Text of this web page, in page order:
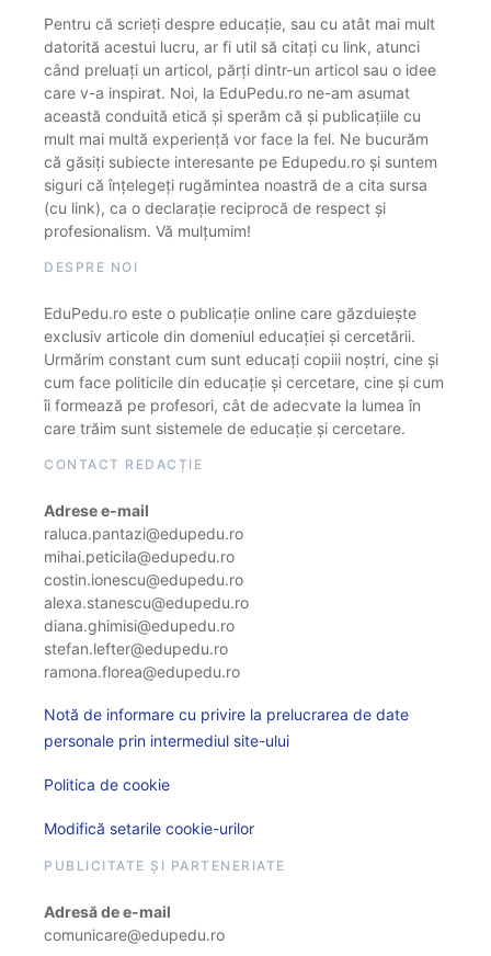
Pentru că scrieți despre educație, sau cu atât mai mult
datorită acestui lucru, ar fi util să citați cu link, atunci
când preluați un articol, părți dintr-un articol sau o idee
care v-a inspirat. Noi, la EduPedu.ro ne-am asumat
această conduită etică și sperăm că și publicațiile cu
mult mai multă experiență vor face la fel. Ne bucurăm
că găsiți subiecte interesante pe Edupedu.ro și suntem
siguri că înțelegeți rugămintea noastră de a cita sursa
(cu link), ca o declarație reciprocă de respect și
profesionalism. Vă mulțumim!
DESPRE NOI
EduPedu.ro este o publicație online care găzduiește
exclusiv articole din domeniul educației și cercetării.
Urmărim constant cum sunt educați copiii noștri, cine și
cum face politicile din educație și cercetare, cine și cum
îi formează pe profesori, cât de adecvate la lumea în
care trăim sunt sistemele de educație și cercetare.
CONTACT REDACȚIE
Adrese e-mail
raluca.pantazi@edupedu.ro
mihai.peticila@edupedu.ro
costin.ionescu@edupedu.ro
alexa.stanescu@edupedu.ro
diana.ghimisi@edupedu.ro
stefan.lefter@edupedu.ro
ramona.florea@edupedu.ro
Notă de informare cu privire la prelucrarea de date
personale prin intermediul site-ului
Politica de cookie
Modifică setarile cookie-urilor
PUBLICITATE ȘI PARTENERIATE
Adresă de e-mail
comunicare@edupedu.ro